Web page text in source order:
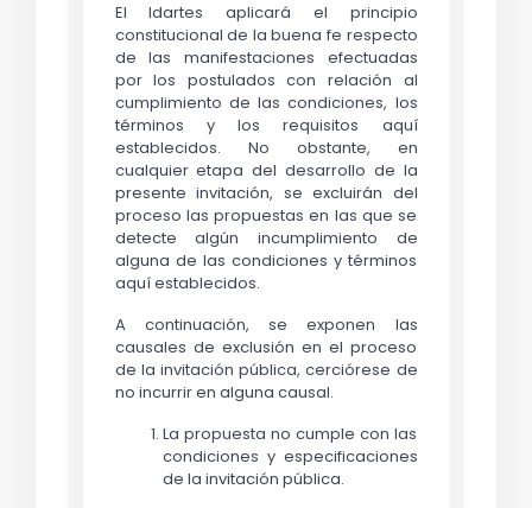
El Idartes aplicará el principio
constitucional de la buena fe respecto
de las manifestaciones efectuadas
por los postulados con relación al
cumplimiento de las condiciones, los
términos y los requisitos aquí
establecidos. No obstante, en
cualquier etapa del desarrollo de la
presente invitación, se excluirán del
proceso las propuestas en las que se
detecte algún incumplimiento de
alguna de las condiciones y términos
aquí establecidos.
A continuación, se exponen las
causales de exclusión en el proceso
de la invitación pública, cerciórese de
no incurrir en alguna causal.
La propuesta no cumple con las
condiciones y especificaciones
de la invitación pública.